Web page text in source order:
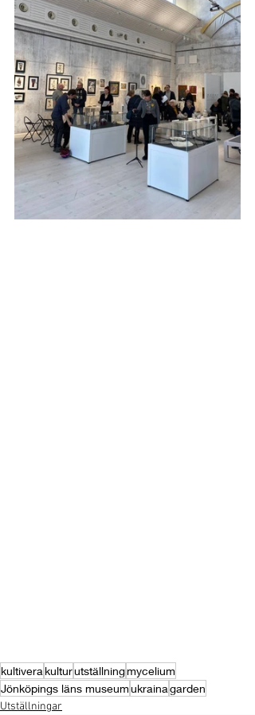
kultivera kulturutställningmycelium
Jönköpings läns museumukrainagarden
Utställningar